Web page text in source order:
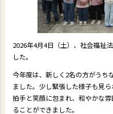
2026年4月4日（土）、社会福祉
した。
今年度は、新しく2名の方がうち
ました。少し緊張した様子も見
拍手と笑顔に包まれ、和やかな
ることができました。